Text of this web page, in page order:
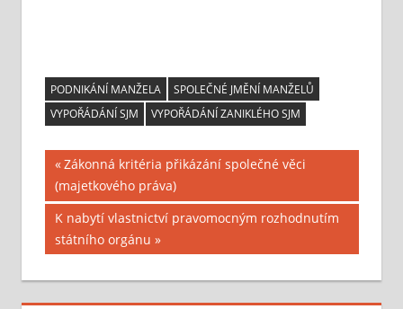
PODNIKÁNÍ MANŽELA
SPOLEČNÉ JMĚNÍ MANŽELŮ
VYPOŘÁDÁNÍ SJM
VYPOŘÁDÁNÍ ZANIKLÉHO SJM
Navigace
pro
příspěvek
Previous
Post:
Zákonná kritéria přikázání společné věci
(majetkového práva)
Next
Post:
K nabytí vlastnictví pravomocným rozhodnutím
státního orgánu